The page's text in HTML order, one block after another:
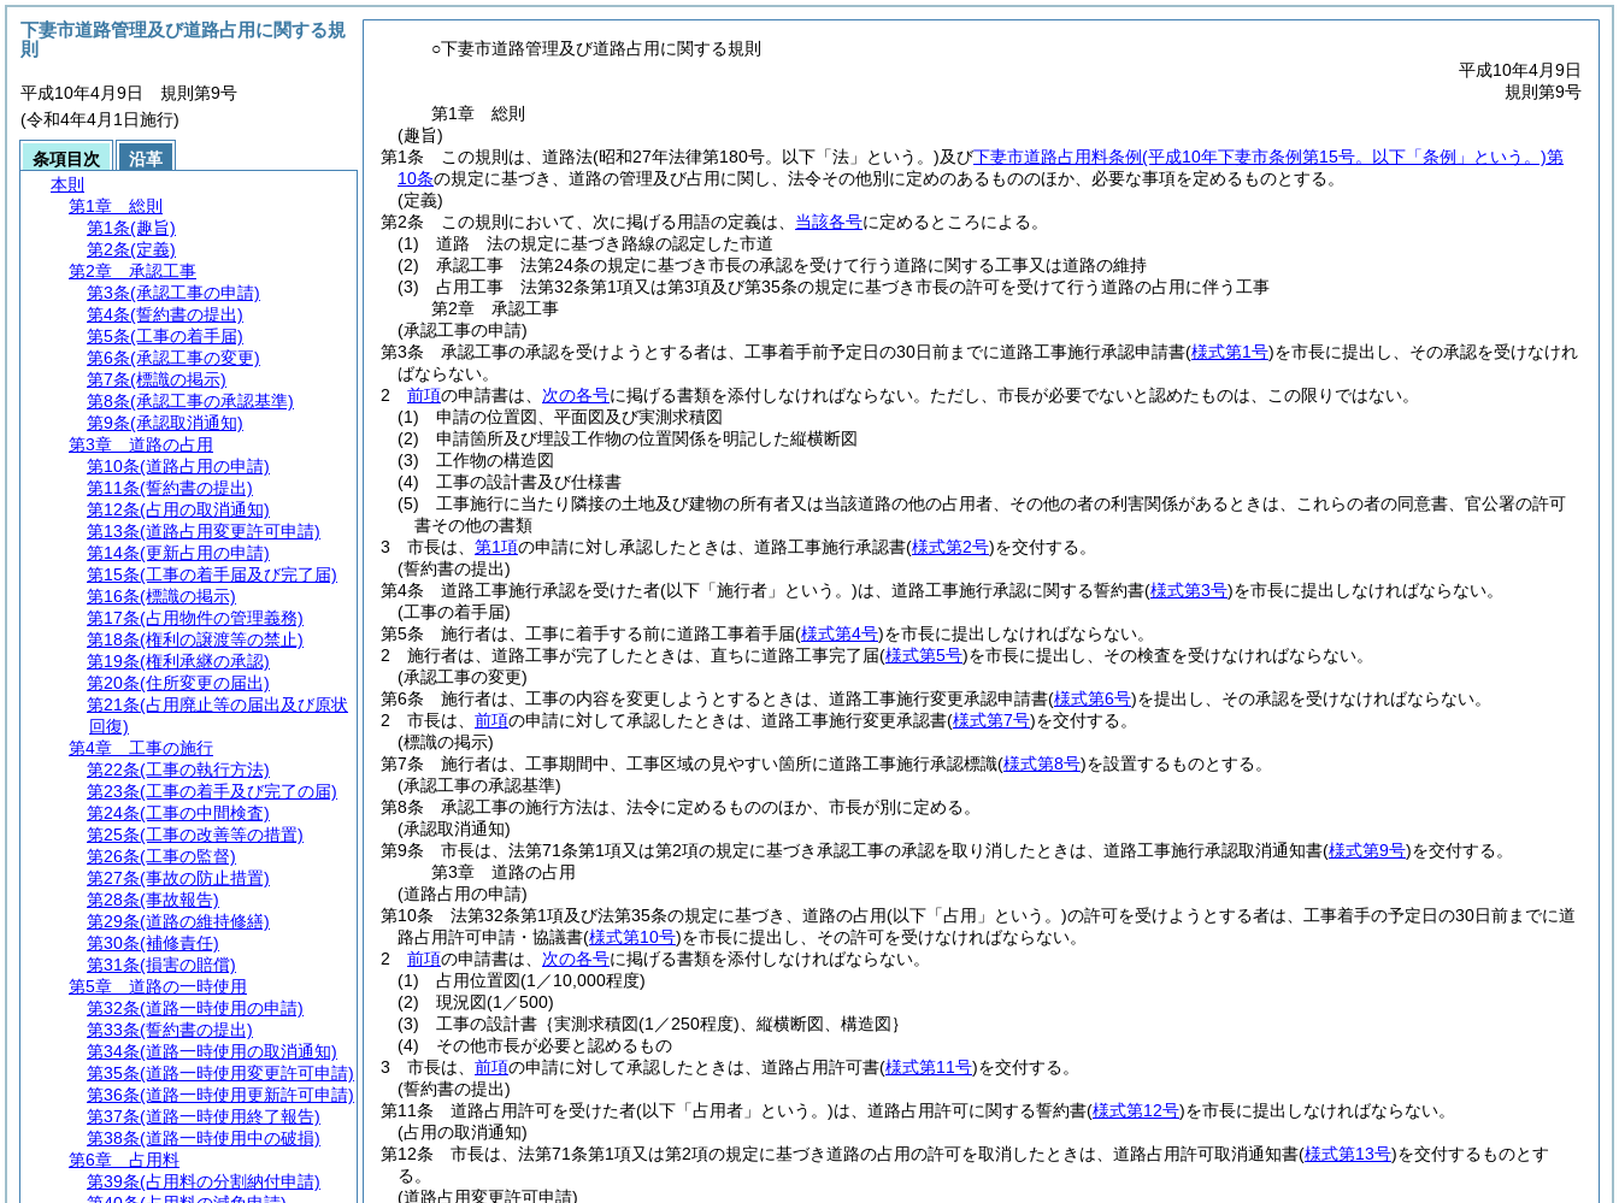
○下妻市道路管理及び道路占用に関する規則
平成10年4月9日
規則第9号
第1章
総則
(趣旨)
第1条
この規則は、道路法(昭和27年法律第180号。以下「法」という。)及び下妻市道路占用料条例(平成10年下妻市条例第15号。以下「条例」という。)第
10条の規定に基づき、道路の管理及び占用に関し、法令その他別に定めのあるもののほか、必要な事項を定めるものとする。
(定義)
第2条
この規則において、次に掲げる用語の定義は、 当該各号に定めるところによる。
(1)
道路 法の規定に基づき路線の認定した市道
(2)
承認工事 法第24条の規定に基づき市長の承認を受けて行う道路に関する工事又は道路の維持
(3)
占用工事 法第32条第1項又は第3項及び第35条の規定に基づき市長の許可を受けて行う道路の占用に伴う工事
第2章
承認工事
(承認工事の申請)
第3条
承認工事の承認を受けようとする者は、工事着手前予定日の30日前までに道路工事施行承認申請書(様式第1号)を市長に提出し、その承認を受けなけれ
ばならない。
2
前項の申請書は、 次の各号に掲げる書類を添付しなければならない。 ただし、市長が必要でないと認めたものは、この限りではない。
(1)
申請の位置図、平面図及び実測求積図
(2)
申請箇所及び埋設工作物の位置関係を明記した縦横断図
(3)
工作物の構造図
(4)
工事の設計書及び仕様書
(5)
工事施行に当たり隣接の土地及び建物の所有者又は当該道路の他の占用者、その他の者の利害関係があるときは、これらの者の同意書、官公署の許可
書その他の書類
3
市長は、 第1項の申請に対し承認したときは、道路工事施行承認書(様式第2号)を交付する。
(誓約書の提出)
第4条
道路工事施行承認を受けた者(以下「施行者」という。)は、道路工事施行承認に関する誓約書(様式第3号)を市長に提出しなければならない。
(工事の着手届)
第5条
施行者は、工事に着手する前に道路工事着手届(様式第4号)を市長に提出しなければならない。
2
施行者は、道路工事が完了したときは、直ちに道路工事完了届(様式第5号)を市長に提出し、その検査を受けなければならない。
(承認工事の変更)
第6条
施行者は、工事の内容を変更しようとするときは、道路工事施行変更承認申請書(様式第6号)を提出し、その承認を受けなければならない。
2
市長は、 前項の申請に対して承認したときは、道路工事施行変更承認書(様式第7号)を交付する。
(標識の掲示)
第7条
施行者は、工事期間中、工事区域の見やすい箇所に道路工事施行承認標識(様式第8号)を設置するものとする。
(承認工事の承認基準)
第8条
承認工事の施行方法は、法令に定めるもののほか、市長が別に定める。
(承認取消通知)
第9条
市長は、法第71条第1項又は第2項の規定に基づき承認工事の承認を取り消したときは、道路工事施行承認取消通知書(様式第9号)を交付する。
第3章
道路の占用
(道路占用の申請)
第10条
法第32条第1項及び法第35条の規定に基づき、道路の占用(以下「占用」という。)の許可を受けようとする者は、工事着手の予定日の30日前までに道
路占用許可申請・協議書(様式第10号)を市長に提出し、その許可を受けなければならない。
2
前項の申請書は、 次の各号に掲げる書類を添付しなければならない。
(1)
占用位置図(1／10,000程度)
(2)
現況図(1／500)
(3)
工事の設計書｛実測求積図(1／250程度) 、縦横断図、構造図｝
(4)
その他市長が必要と認めるもの
3
市長は、 前項の申請に対して承認したときは、道路占用許可書(様式第11号)を交付する。
(誓約書の提出)
第11条
道路占用許可を受けた者(以下「占用者」という。)は、道路占用許可に関する誓約書(様式第12号)を市長に提出しなければならない。
(占用の取消通知)
第12条
市長は、法第71条第1項又は第2項の規定に基づき道路の占用の許可を取消したときは、道路占用許可取消通知書(様式第13号)を交付するものとす
る。
(道路占用変更許可申請)
下妻市道路管理及び道路占用に関する規
則
平成10年4月9日 規則第9号
(令和4年4月1日施行)
条項目次
沿革
本則
第1章
総則
第1条(趣旨)
第2条(定義)
第2章
承認工事
第3条(承認工事の申請)
第4条(誓約書の提出)
第5条(工事の着手届)
第6条(承認工事の変更)
第7条(標識の掲示)
第8条(承認工事の承認基準)
第9条(承認取消通知)
第3章
道路の占用
第10条(道路占用の申請)
第11条(誓約書の提出)
第12条(占用の取消通知)
第13条(道路占用変更許可申請)
第14条(更新占用の申請)
第15条(工事の着手届及び完了届)
第16条(標識の掲示)
第17条(占用物件の管理義務)
第18条(権利の譲渡等の禁止)
第19条(権利承継の承認)
第20条(住所変更の届出)
第21条(占用廃止等の届出及び原状
回復)
第4章
工事の施行
第22条(工事の執行方法)
第23条(工事の着手及び完了の届)
第24条(工事の中間検査)
第25条(工事の改善等の措置)
第26条(工事の監督)
第27条(事故の防止措置)
第28条(事故報告)
第29条(道路の維持修繕)
第30条(補修責任)
第31条(損害の賠償)
第5章
道路の一時使用
第32条(道路一時使用の申請)
第33条(誓約書の提出)
第34条(道路一時使用の取消通知)
第35条(道路一時使用変更許可申請)
第36条(道路一時使用更新許可申請)
第37条(道路一時使用終了報告)
第38条(道路一時使用中の破損)
第6章
占用料
第39条(占用料の分割納付申請)